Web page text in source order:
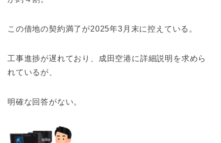
この借地の契約満了が2025年3月末に控えている。
工事進捗が遅れており、成田空港に詳細説明を求めら
れているが、
明確な回答がない。